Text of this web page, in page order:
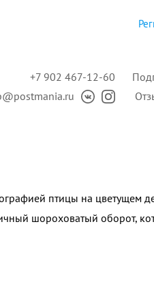
+7 902 467-12-60
птицы на цветущем
шороховатый оборот,